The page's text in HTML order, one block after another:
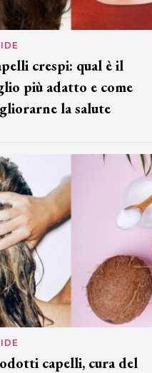
crespi: qual è il
più adatto e come
la salute
capelli, cura del